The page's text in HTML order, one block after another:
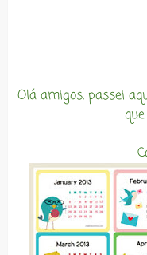
Olá amigos. passei